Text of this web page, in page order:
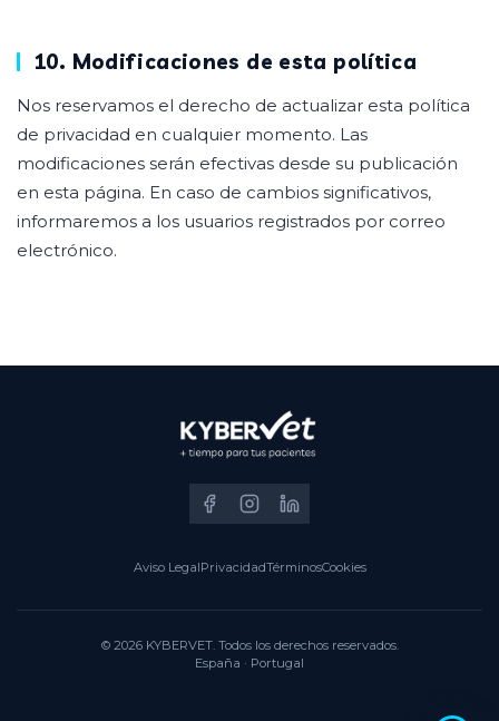
10. Modificaciones de esta política
Nos reservamos el derecho de actualizar esta política
de privacidad en cualquier momento. Las
modificaciones serán efectivas desde su publicación
en esta página. En caso de cambios significativos,
informaremos a los usuarios registrados por correo
electrónico.
Aviso LegalPrivacidadTérminosCookies
© 2026 KYBERVET. Todos los derechos reservados.
España · Portugal